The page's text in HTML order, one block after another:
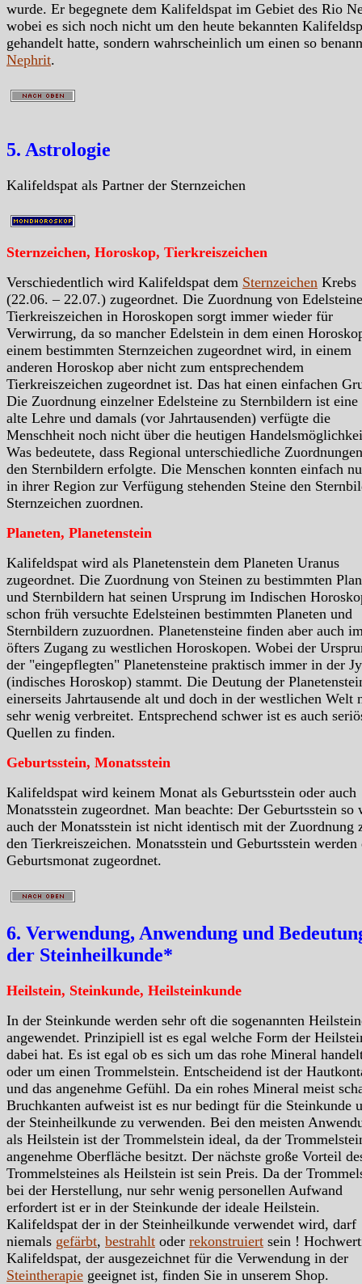
wurde. Er begegnete dem Kalifeldspat im Gebiet des Rio
wobei es sich noch nicht um den heute bekannten
gehandelt hatte, sondern wahrscheinlich um einen so
Nephrit.
5. Astrologie
Kalifeldspat als Partner der Sternzeichen
Sternzeichen, Horoskop, Tierkreiszeichen
Verschiedentlich wird Kalifeldspat dem Sternzeichen Krebs
(22.06. – 22.07.) zugeordnet. Die Zuordnung von
Tierkreiszeichen in Horoskopen sorgt immer wieder für
Verwirrung, da so mancher Edelstein in dem einen
einem bestimmten Sternzeichen zugeordnet wird, in einem
anderen Horoskop aber nicht zum entsprechendem
Tierkreiszeichen zugeordnet ist. Das hat einen einfachen
Die Zuordnung einzelner Edelsteine zu Sternbildern ist eine
alte Lehre und damals (vor Jahrtausenden) verfügte die
Menschheit noch nicht über die heutigen
Was bedeutete, dass Regional unterschiedliche
den Sternbildern erfolgte. Die Menschen konnten einfach
in ihrer Region zur Verfügung stehenden Steine den
Sternzeichen zuordnen.
Planeten, Planetenstein
Kalifeldspat wird als Planetenstein dem Planeten Uranus
zugeordnet. Die Zuordnung von Steinen zu bestimmten
und Sternbildern hat seinen Ursprung im Indischen
schon früh versuchte Edelsteinen bestimmten Planeten und
Sternbildern zuzuordnen. Planetensteine finden aber auch
öfters Zugang zu westlichen Horoskopen. Wobei der
der "eingepflegten" Planetensteine praktisch immer in der
(indisches Horoskop) stammt. Die Deutung der
einerseits Jahrtausende alt und doch in der westlichen Welt
sehr wenig verbreitet. Entsprechend schwer ist es auch
Quellen zu finden.
Geburtsstein, Monatsstein
Kalifeldspat wird keinem Monat als Geburtsstein oder auch
Monatsstein zugeordnet. Man beachte: Der Geburtsstein so
auch der Monatsstein ist nicht identisch mit der Zuordnung
den Tierkreiszeichen. Monatsstein und Geburtsstein werden
Geburtsmonat zugeordnet.
6. Verwendung, Anwendung und
der Steinheilkunde*
Heilstein, Steinkunde, Heilsteinkunde
In der Steinkunde werden sehr oft die sogenannten
angewendet. Prinzipiell ist es egal welche Form der
dabei hat. Es ist egal ob es sich um das rohe Mineral
oder um einen Trommelstein. Entscheidend ist der
und das angenehme Gefühl. Da ein rohes Mineral meist
Bruchkanten aufweist ist es nur bedingt für die Steinkunde
der Steinheilkunde zu verwenden. Bei den meisten
als Heilstein ist der Trommelstein ideal, da der
angenehme Oberfläche besitzt. Der nächste große Vorteil
Trommelsteines als Heilstein ist sein Preis. Da der
bei der Herstellung, nur sehr wenig personellen Aufwand
erfordert ist er in der Steinkunde der ideale Heilstein.
Kalifeldspat der in der Steinheilkunde verwendet wird, darf
niemals gefärbt, bestrahlt oder rekonstruiert sein !
Kalifeldspat, der ausgezeichnet für die Verwendung in der
Steintherapie geeignet ist, finden Sie in unserem Shop.